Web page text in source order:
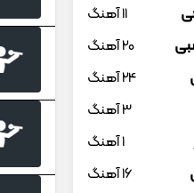
11 آهنگ
20 آهنگ
24 آهنگ
3 آهنگ
1 آهنگ
16 آهنگ